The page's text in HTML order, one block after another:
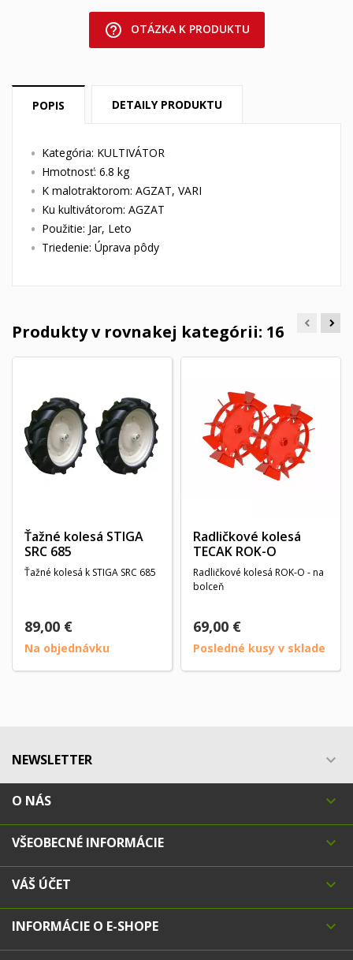
help_outline OTÁZKA K PRODUKTU
POPIS DETAILY PRODUKTU
Kategória: KULTIVÁTOR
Hmotnosť: 6.8 kg
K malotraktorom: AGZAT, VARI
Ku kultivátorom: AGZAT
Použitie: Jar, Leto
Triedenie: Úprava pôdy
Produkty v rovnakej kategórii: 16
Ťažné kolesá STIGA
SRC 685
Ťažné kolesá k STIGA SRC 685
89,00 €
Na objednávku
Radličkové kolesá
TECAK ROK-O
Radličkové kolesá ROK-O - na
bolceň
69,00 €
Posledné kusy v sklade
NEWSLETTER 
O NÁS 
VŠEOBECNÉ INFORMÁCIE 
VÁŠ ÚČET 
INFORMÁCIE O E-SHOPE 